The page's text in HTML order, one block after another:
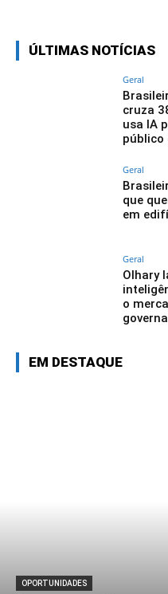
ÚLTIMAS NOTÍCIAS
Geral
cruza
usa IA
público
Geral
que
em
Geral
Olhary
o
EM DESTAQUE
OPORTUNIDADES